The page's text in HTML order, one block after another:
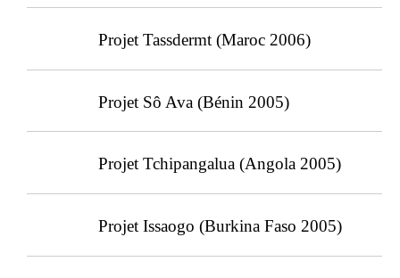
Projet Tassdermt (Maroc 2006)
Projet Sô Ava (Bénin 2005)
Projet Tchipangalua (Angola 2005)
Projet Issaogo (Burkina Faso 2005)